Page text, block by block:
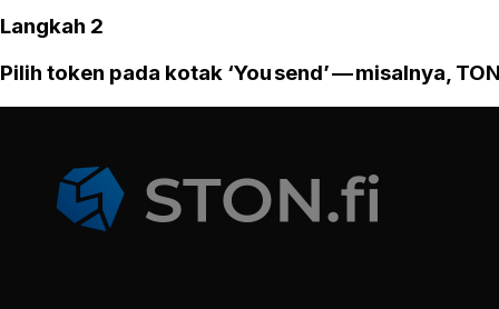
Langkah 2
Pilih token pada kotak ‘You send’ — misalnya,